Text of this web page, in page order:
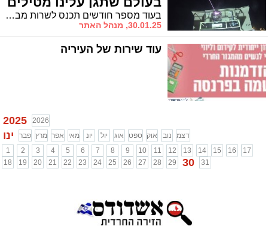
בעוד מספר חודשים תכנס לשרות מבצעי מערכת ההגנה האווירית באמצעות לייזר, "מגן אור", מערכת היירוט בלייזר הראשונה מסוגה בעולם. מה אנחנו עדין לא יודעים על המערכת שמביאה עימה מהפכה בהגנה האווירית העולמית? האם נמצא הפתרון לעקוף את האטמוספירה ולשמור על הלייזרים חזקים כפי שהיו כשנורו?
30.01.25, מנהל האתר
עוד שירות של העיריה
2025 2026
ינו פבר מרץ אפר מאי יונ יול אוג ספט אוק נוב
דצמ
1
2 3 4 5 6 7 8 9 10 11 12 13 14 15 16
17
18
19 20 21 22 23 24 25 26 27 28 29 30 31